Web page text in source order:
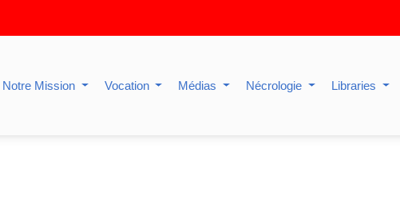
Notre Mission Vocation Médias Nécrologie Libraries